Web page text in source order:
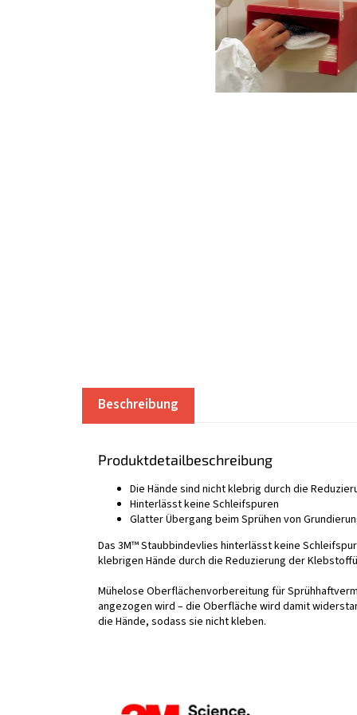
Beschreibung
Produktdetailbeschreibung
Die Hände sind nicht klebrig durch die
Hinterlässt keine Schleifspuren
Glatter Übergang beim Sprühen von
Das 3M™ Staubbindevlies hinterlässt keine
klebrigen Hände durch die Reduzierung der
Mühelose Oberflächenvorbereitung für
angezogen wird – die Oberfläche wird damit
die Hände, sodass sie nicht kleben.